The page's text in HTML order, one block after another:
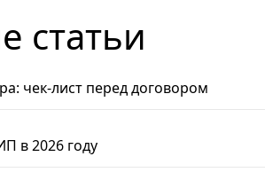
статьи
чек-лист перед договором
в 2026 году